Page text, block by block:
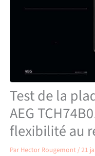
Test de la
AEG
flexibilité au
Par Hector Rougemont/21